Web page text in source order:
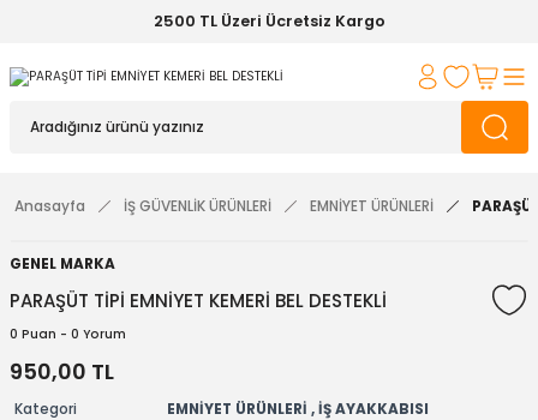
2500 TL Üzeri Ücretsiz Kargo
Anasayfa İŞ GÜVENLİK ÜRÜNLERİ EMNİYET ÜRÜNLERİ
GENEL MARKA
PARAŞÜT TİPİ EMNİYET KEMERİ BEL DESTEKLİ
0 Puan - 0 Yorum
950,00 TL
Kategori EMNİYET ÜRÜNLERİ ,İŞ AYAKKABISI